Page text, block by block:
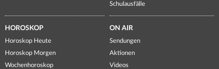
Schulausfälle
HOROSKOP
Horoskop Heute
Horoskop Morgen
Wochenhoroskop
ON AIR
Sendungen
Aktionen
Videos